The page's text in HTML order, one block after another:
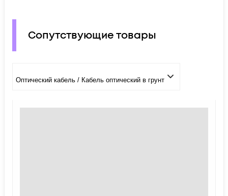
Сопутствующие товары
Оптический кабель / Кабель оптический в грунт